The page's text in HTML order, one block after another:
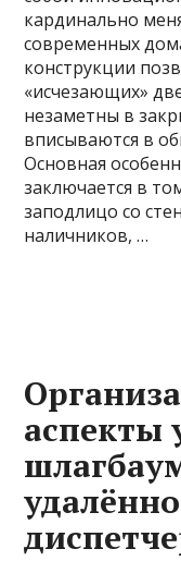
кардинально
современных
конструкции
«исчезающих»
незаметны в
вписываются в
Основная
заключается в
заподлицо со
наличников, …
аспекты